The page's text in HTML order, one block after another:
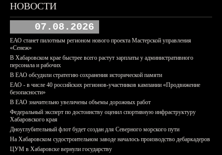
НОВОСТИ
07.08.2026
ЕАО станет пилотным регионом нового проекта Мастерской управления
«Сенеж»
В Хабаровском крае быстрее всего растут зарплаты у административного
персонала и рабочих
В ЕАО обсудили стратегию сохранения исторической памяти
ЕАО - в числе 40 российских регионов-участников кампании «Продвижение
безопасности»
В ЕАО значительно увеличены объемы дорожных работ
Федеральный эксперт по достоинству оценил спортивную инфраструктуру
Хабаровского края
Дноуглубительный флот будет создан для Северного морского пути
На Хабаровском судостроительном заводе началось производство дебаркадеров
ЦУМ в Хабаровске вернули государству